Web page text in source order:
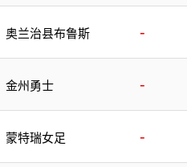
奥兰治县布鲁斯 -
金州勇士 -
蒙特瑞女足 -